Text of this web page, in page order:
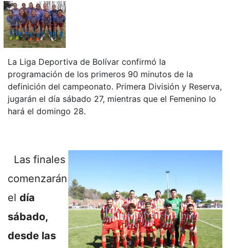
La Liga Deportiva de Bolívar confirmó la
programación de los primeros 90 minutos de la
definición del campeonato. Primera División y Reserva,
jugarán el día sábado 27, mientras que el Femenino lo
hará el domingo 28.
Las finales
comenzarán
el día
sábado,
desde las